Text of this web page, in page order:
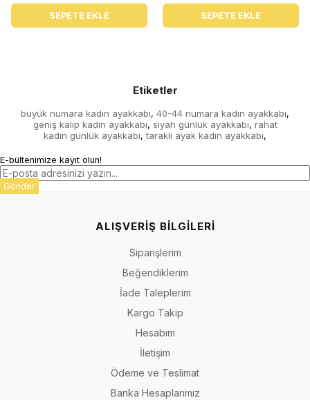
SEPETE EKLE SEPETE EKLE
Etiketler
büyük numara kadın ayakkabı, 40-44 numara kadın ayakkabı,
geniş kalıp kadın ayakkabı, siyah günlük ayakkabı, rahat
kadın günlük ayakkabı, taraklı ayak kadın ayakkabı,
E-bültenimize kayıt olun!
Gönder
ALIŞVERİŞ BİLGİLERİ
Siparişlerim
Beğendiklerim
İade Taleplerim
Kargo Takip
Hesabım
İletişim
Ödeme ve Teslimat
Banka Hesaplarımız